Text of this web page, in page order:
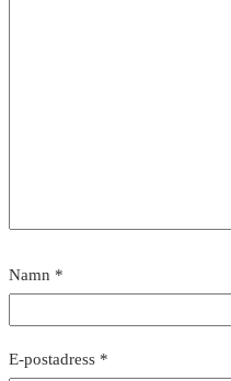
Namn *
E-postadress *